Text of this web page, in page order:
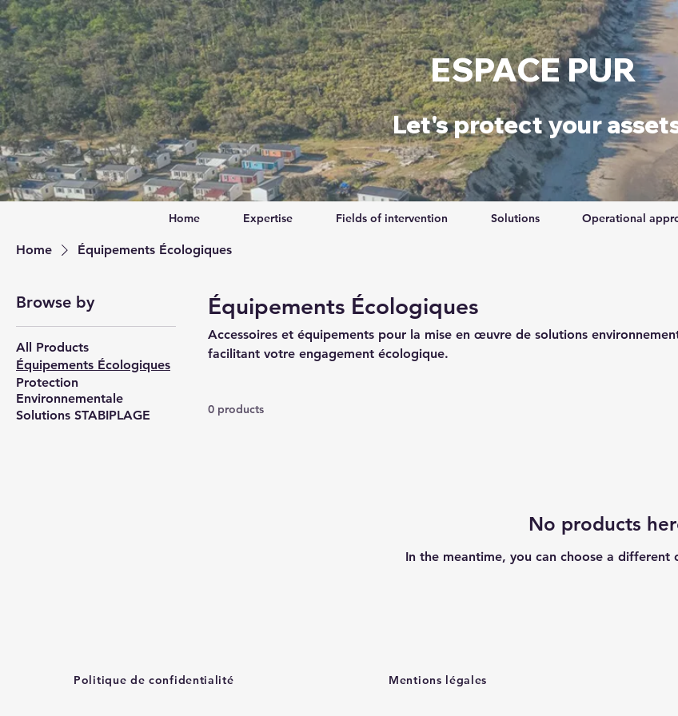
ESPACE PUR
​Let's protect your
Home Expertise Fields of intervention Solutions Operational
Home Équipements Écologiques
Browse by
All Products
Équipements Écologiques
Protection
Environnementale
Solutions STABIPLAGE
Équipements Écologiques
Accessoires et équipements pour la mise en œuvre de solutions
facilitant votre engagement écologique.
0 products
No products
In the meantime, you can choose a
Politique de confidentialité Mentions légales